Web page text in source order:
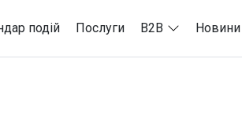
подій Послуги B2B Новини